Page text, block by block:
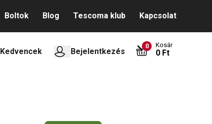
Boltok Blog Tescoma klub Kapcsolat
Kedvencek Bejelentkezés
0 Kosár
0 Ft